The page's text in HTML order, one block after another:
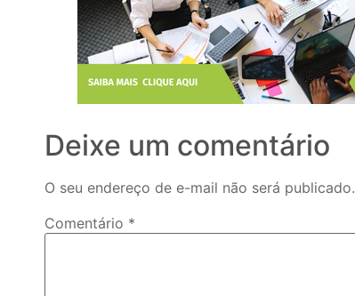
Deixe um comentário
O seu endereço de e-mail não será publicado.
Comentário *